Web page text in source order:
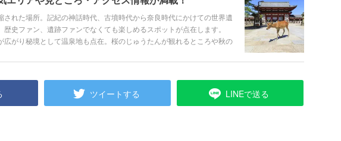
された場所。記紀の神話時代、古墳時代から奈良時代にかけての世界遺
史ファン、遺跡ファンでなくても楽しめるスポットが点在します。
広がり秘境として温泉地も点在。桜のじゅうたんが観れるところや秋の
めのホテルなど奈良の見どころをまとめて紹介します。
ツイートする LINEで送る